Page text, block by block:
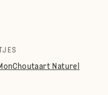
Naturel